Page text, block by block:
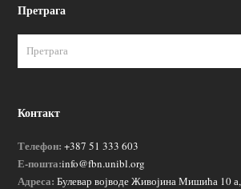
Претрага
Контакт
Телефон: +387 51 333 603
Е-пошта:info@fbn.unibl.org
Адреса: Булевар војводе Живојина Мишића 10 а,